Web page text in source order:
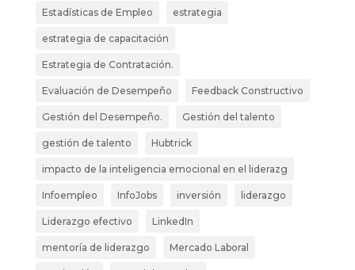
Estadísticas de Empleo estrategia
estrategia de capacitación
Estrategia de Contratación.
Evaluación de Desempeño Feedback Constructivo
Gestión del Desempeño. Gestión del talento
gestión de talento Hubtrick
impacto de la inteligencia emocional en el liderazg
Infoempleo InfoJobs inversión liderazgo
Liderazgo efectivo LinkedIn
mentoría de liderazgo Mercado Laboral